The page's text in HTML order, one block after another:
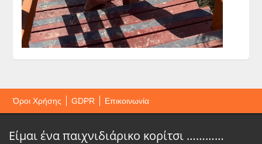
Όροι Χρήσης GDPR Επικοινωνία
Είμαι ένα παιχνιδιάρικο κορίτσι …………